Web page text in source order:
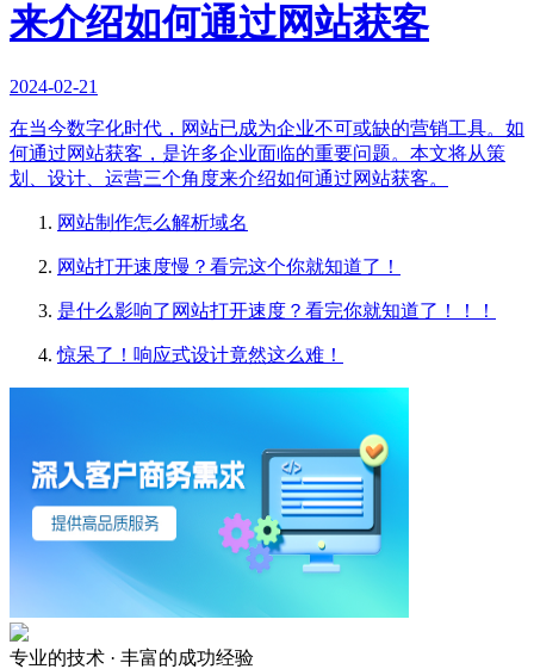
来介绍如何通过网站获客
2024-02-21
在当今数字化时代，网站已成为企业不可或缺的营销工具。如
何通过网站获客，是许多企业面临的重要问题。本文将从策
划、设计、运营三个角度来介绍如何通过网站获客。
网站制作怎么解析域名
网站打开速度慢？看完这个你就知道了！
是什么影响了网站打开速度？看完你就知道了！！！
惊呆了！响应式设计竟然这么难！
专业的技术 · 丰富的成功经验